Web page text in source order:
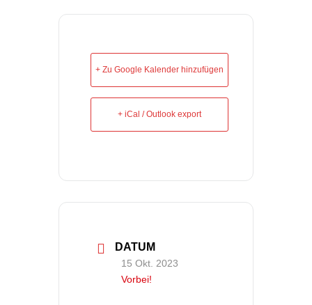
+ Zu Google Kalender hinzufügen
+ iCal / Outlook export
DATUM
15 Okt. 2023
Vorbei!